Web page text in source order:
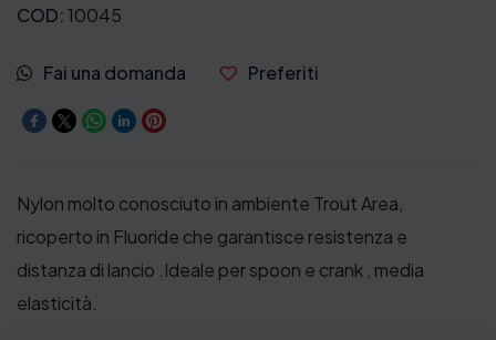
COD:10045
Fai una domanda Preferiti
Nylon molto conosciuto in ambiente Trout Area,
ricoperto in Fluoride che garantisce resistenza e
distanza di lancio .Ideale per spoon e crank , media
elasticità.